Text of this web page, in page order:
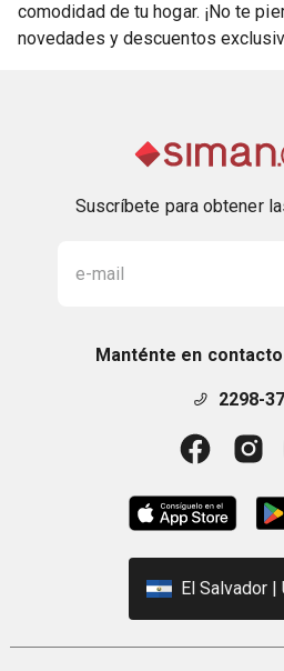
comodidad de tu hogar. ¡No te
novedades y descuentos
Suscríbete para obtener
Manténte en
2298-
El Salvador |